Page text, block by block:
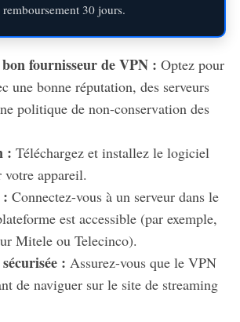
remboursement 30 jours.
fournisseur de VPN : Optez pour
une bonne réputation, des serveurs
politique de non-conservation des
: Téléchargez et installez le logiciel
appareil.
: Connectez-vous à un serveur dans le
est accessible (par exemple,
Mitele ou Telecinco).
: Assurez-vous que le VPN
de naviguer sur le site de streaming